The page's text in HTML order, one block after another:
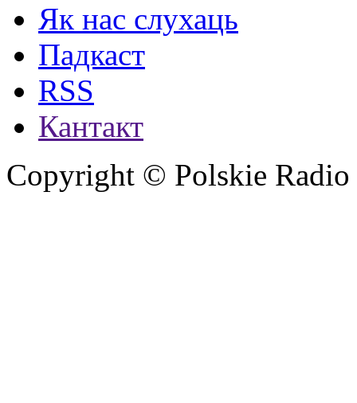
Як нас слухаць
Падкаст
RSS
Кантакт
Copyright © Polskie